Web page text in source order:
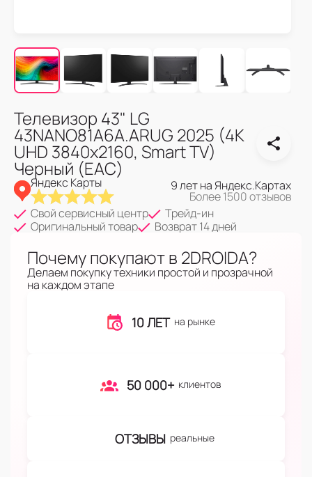
Телевизор 43" LG
43NANO81A6A.ARUG 2025 (4K
UHD 3840x2160, Smart TV)
Черный (EAC)
Яндекс Карты 9 лет на Яндекс.Картах
Более 1500 отзывов
Свой сервисный центр
Трейд-ин
Оригинальный товар
Возврат 14 дней
Почему покупают в 2DROIDA?
Делаем покупку техники простой и прозрачной
на каждом этапе
10 ЛЕТ на рынке
50 000+ клиентов
ОТЗЫВЫ реальные